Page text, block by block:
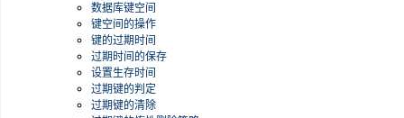
数据库键空间
键空间的操作
键的过期时间
过期时间的保存
设置生存时间
过期键的判定
过期键的清除